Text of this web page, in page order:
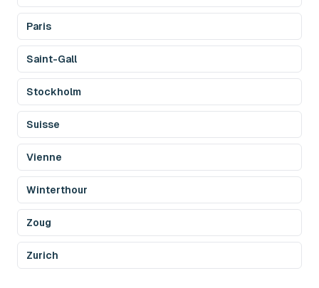
Paris
Saint-Gall
Stockholm
Suisse
Vienne
Winterthour
Zoug
Zurich